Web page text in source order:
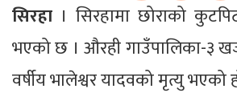
सिरहा । सिरहामा छोराको
भएको छ । औरही गाउँपालिका-३
वर्षीय भालेश्वर यादवको मृत्यु भएको